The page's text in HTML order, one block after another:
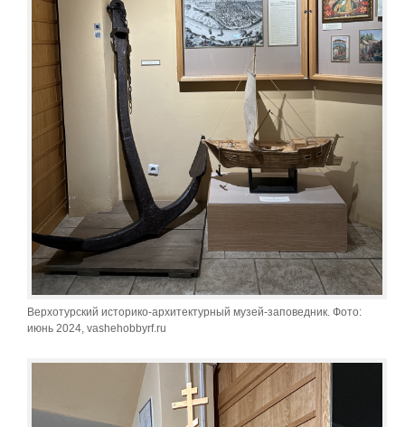
Верхотурский историко-архитектурный музей-заповедник. Фото:
июнь 2024, vashehobbyrf.ru